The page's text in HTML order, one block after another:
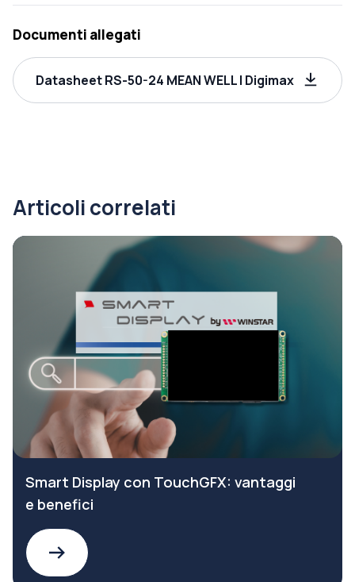
Documenti allegati
Datasheet RS-50-24 MEAN WELL | Digimax
Articoli correlati
Smart Display con TouchGFX: vantaggi
e benefici